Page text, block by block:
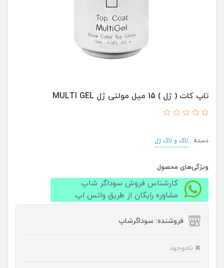
تاپ کات ( ژل ) 15 میل مولتی ژل MULTI GEL
دسته : لاک و لاک ژل
ویژگی‌های محصول
کارشناس فروش سوداگر شاپ
مشاوره رایگان از طریق واتس اپ
فروشنده: سوداگرشاپ
ناموجود